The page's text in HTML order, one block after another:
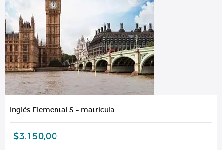
Inglés Elemental S – matricula
$3.150,00